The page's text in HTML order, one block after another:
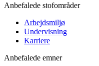
Anbefalede stofområder
Arbejdsmiljø
Undervisning
Karriere
Anbefalede emner